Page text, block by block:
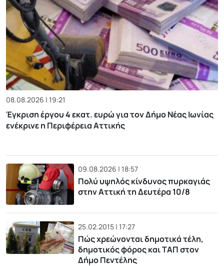
08.08.2026 | 19:21
Έγκριση έργου 4 εκατ. ευρώ για τον Δήμο Νέας Ιωνίας
ενέκρινε η Περιφέρεια Αττικής
09.08.2026 | 18:57
Πολύ υψηλός κίνδυνος πυρκαγιάς
στην Αττική τη Δευτέρα 10/8
25.02.2015 | 17:27
Πώς χρεώνονται δημοτικά τέλη,
δημοτικός φόρος και ΤΑΠ στον
Δήμο Πεντέλης